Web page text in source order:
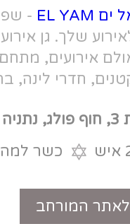
אפשרויות
כפרי מול הים,
לאירועים
בית כנסת
טלפון